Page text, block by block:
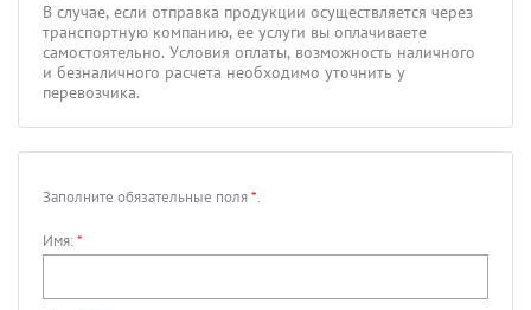
В случае, если отправка продукции осуществляется через
транспортную компанию, ее услуги вы оплачиваете
самостоятельно. Условия оплаты, возможность наличного
и безналичного расчета необходимо уточнить у
перевозчика.
Заполните обязательные поля*.
Имя:*